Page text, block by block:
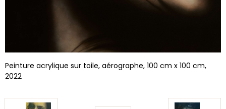
Peinture acrylique sur toile, aérographe, 100 cm x 100 cm,
2022